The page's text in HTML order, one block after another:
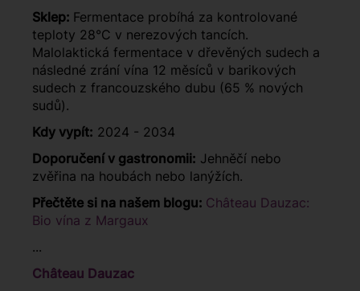
Sklep: Fermentace probíhá za kontrolované
teploty 28°C v nerezových tancích.
Malolaktická fermentace v dřevěných sudech a
následné zrání vína 12 měsíců v barikových
sudech z francouzského dubu (65 % nových
sudů).
Kdy vypít: 2024 - 2034
Doporučení v gastronomii: Jehněčí nebo
zvěřina na houbách nebo lanýžích.
Přečtěte si na našem blogu: Château Dauzac:
Bio vína z Margaux
...
Château Dauzac